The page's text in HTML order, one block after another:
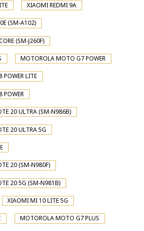
XIAOMI REDMI 9A
(SM-A102)
(SM-J260F)
MOTOROLA MOTO G7 POWER
LITE
POWER
20 ULTRA (SM-N986B)
20 ULTRA 5G
20 (SM-N980F)
20 5G (SM-N981B)
XIAOMI MI 10 LITE 5G
MOTOROLA MOTO G7 PLUS